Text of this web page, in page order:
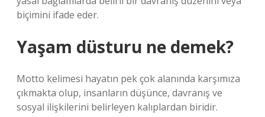
biçimini ifade eder.
Yaşam düsturu ne demek?
Motto kelimesi hayatın pek çok alanında karşımıza
çıkmakta olup, insanların düşünce, davranış ve
sosyal ilişkilerini belirleyen kalıplardan biridir.